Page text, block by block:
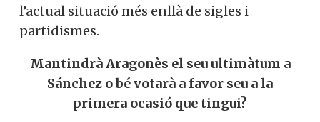
l’actual situació més enllà de sigles i
partidismes.
Mantindrà Aragonès el seu ultimàtum a
Sánchez o bé votarà a favor seu a la
primera ocasió que tingui?